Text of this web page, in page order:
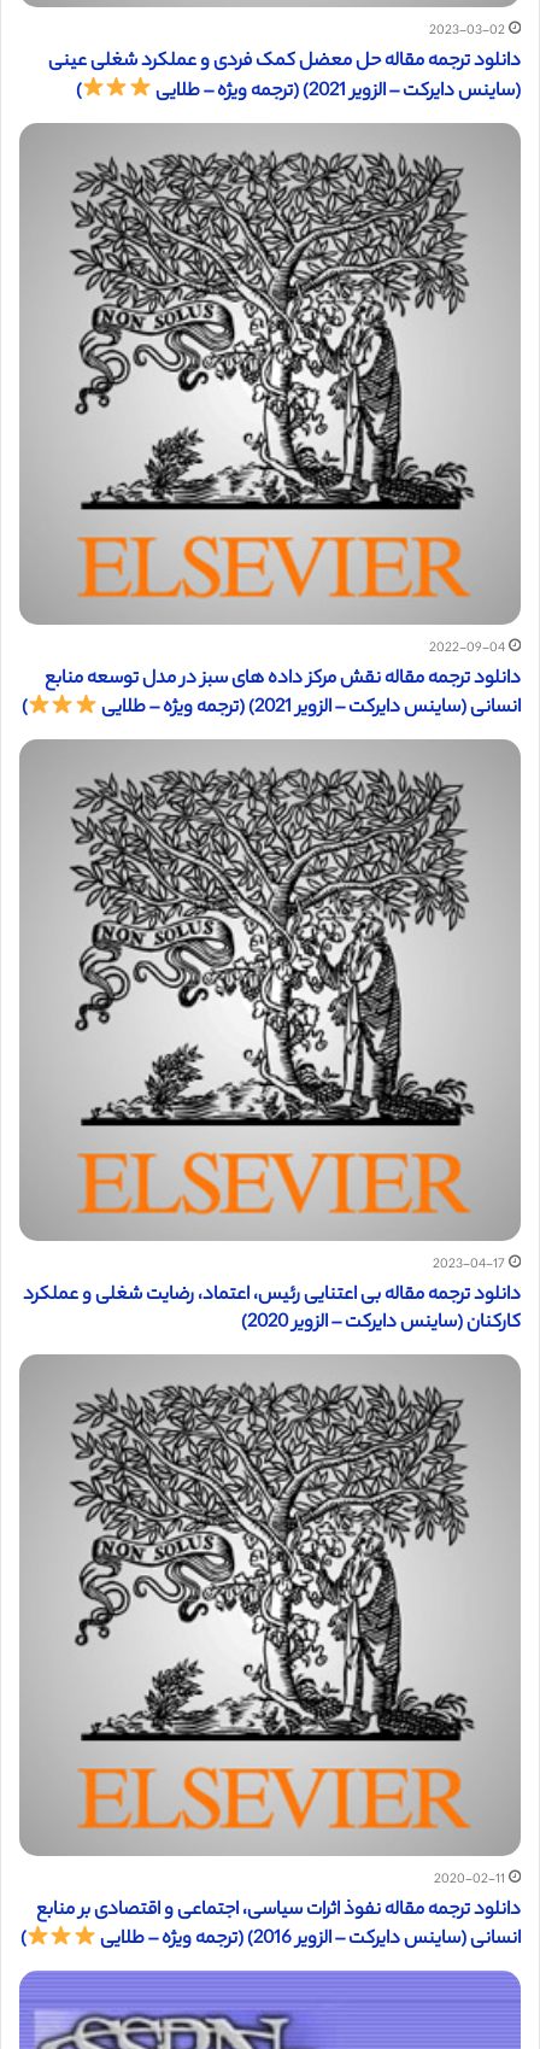
2023-03-02
دانلود ترجمه مقاله حل معضل کمک فردی و عملکرد شغلی عینی
(ساینس دایرکت – الزویر 2021) (ترجمه ویژه – طلایی
)
2022-09-04
دانلود ترجمه مقاله نقش مرکز داده های سبز در مدل توسعه منابع
انسانی (ساینس دایرکت – الزویر 2021) (ترجمه ویژه – طلایی
)
2023-04-17
دانلود ترجمه مقاله بی اعتنایی رئیس، اعتماد، رضایت شغلی و عملکرد
کارکنان (ساینس دایرکت – الزویر 2020)
2020-02-11
دانلود ترجمه مقاله نفوذ اثرات سیاسی، اجتماعی و اقتصادی بر منابع
انسانی (ساینس دایرکت – الزویر 2016) (ترجمه ویژه – طلایی
)